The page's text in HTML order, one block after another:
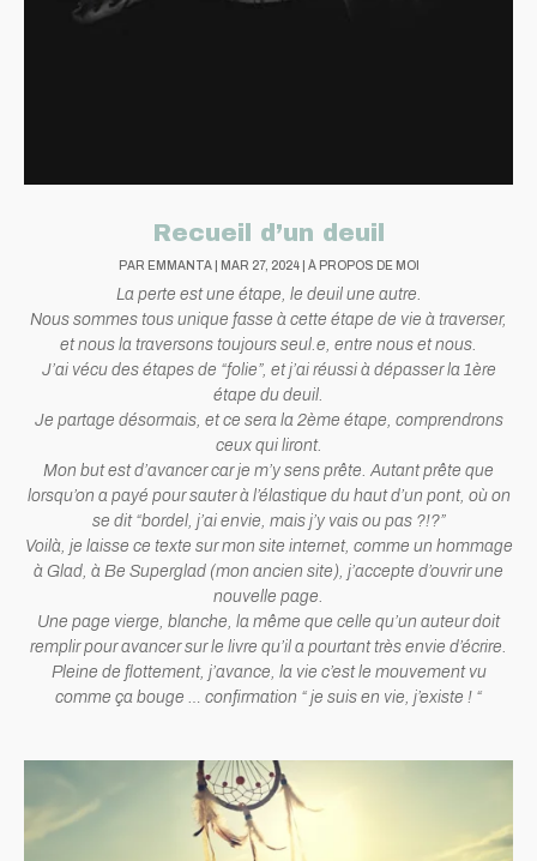
Recueil d’un deuil
PAR EMMANTA| MAR 27, 2024| À PROPOS DE MOI
La perte est une étape, le deuil une autre.
Nous sommes tous unique fasse à cette étape de vie à traverser,
et nous la traversons toujours seul.e, entre nous et nous.
J’ai vécu des étapes de “folie”, et j’ai réussi à dépasser la 1ère
étape du deuil.
Je partage désormais, et ce sera la 2ème étape, comprendrons
ceux qui liront.
Mon but est d’avancer car je m’y sens prête. Autant prête que
lorsqu’on a payé pour sauter à l’élastique du haut d’un pont, où on
se dit “bordel, j’ai envie, mais j’y vais ou pas ?!?”
Voilà, je laisse ce texte sur mon site internet, comme un hommage
à Glad, à Be Superglad (mon ancien site), j’accepte d’ouvrir une
nouvelle page.
Une page vierge, blanche, la même que celle qu’un auteur doit
remplir pour avancer sur le livre qu’il a pourtant très envie d’écrire.
Pleine de flottement, j’avance, la vie c’est le mouvement vu
comme ça bouge … confirmation “ je suis en vie, j’existe ! “